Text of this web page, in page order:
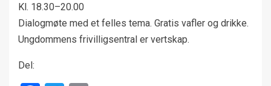
Kl. 18.30–20.00
Dialogmøte med et felles tema. Gratis vafler og drikke.
Ungdommens frivilligsentral er vertskap.
Del: